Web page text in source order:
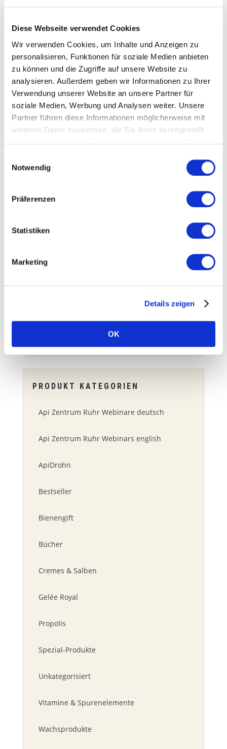
Diese Webseite verwendet Cookies
Wir verwenden Cookies, um Inhalte und Anzeigen zu
personalisieren, Funktionen für soziale Medien anbieten
zu können und die Zugriffe auf unsere Website zu
analysieren. Außerdem geben wir Informationen zu Ihrer
Verwendung unserer Website an unsere Partner für
soziale Medien, Werbung und Analysen weiter. Unsere
Partner führen diese Informationen möglicherweise mit
weiteren Daten zusammen, die Sie ihnen bereitgestellt
Cookies, wenn Sie unsere Webseite weiterhin nutzen.
Notwendig
Präferenzen
Statistiken
Marketing
Details zeigen
OK
Propolis-Bonbons mit Honig
3,20€
53,33€/kg
inkl. 7 % MwSt.
zzgl.
Versandkosten
Anwendungen 1
inkl. MwSt.
PRODUKTSUCHE
nach:
SUCHEN
PRODUKT KATEGORIEN
Api Zentrum Ruhr Webinare deutsch
Api Zentrum Ruhr Webinars english
ApiDrohn
Bestseller
Bienengift
Bücher
Cremes & Salben
Gelée Royal
Propolis
Spezial-Produkte
Unkategorisiert
Vitamine & Spurenelemente
Wachsprodukte